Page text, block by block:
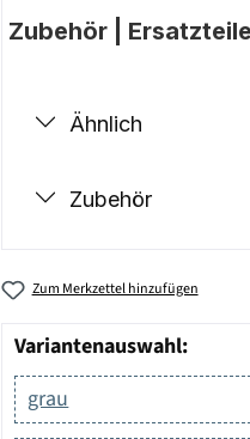
Zubehör |
Ähnlich
Zubehör
Zum Merkzettel hinzufügen
Variantenauswahl:
grau